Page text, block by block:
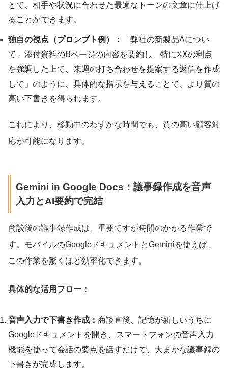
とで、相手や状況に合わせた最適なトーンの文章に仕上げ
ることができます。
独自の視点（プロンプト例）：
「弊社の新製品Aについ
て、添付資料のBページの内容を要約し、特にXXの利点
を強調した上で、来週の打ち合わせを提案する返信を作成
して」のように、具体的な指示を与えることで、より質の
高い下書きを得られます。
これにより、移動中のわずかな時間でも、質の高い顧客対
応が可能になります。
Gemini in Google Docs：議事録作成を音声
入力とAI要約で完結
商談後の議事録作成は、重要ですが時間のかかる作業で
す。モバイルのGoogleドキュメントとGeminiを使えば、
この作業を驚くほど効率化できます。
具体的な活用フロー：
音声入力で下書き作成： 商談直後、記憶が新しいうちに
Googleドキュメントを開き、スマートフォンの音声入力
機能を使って会話の要点を話すだけで、大まかな議事録の
下書きが完成します。